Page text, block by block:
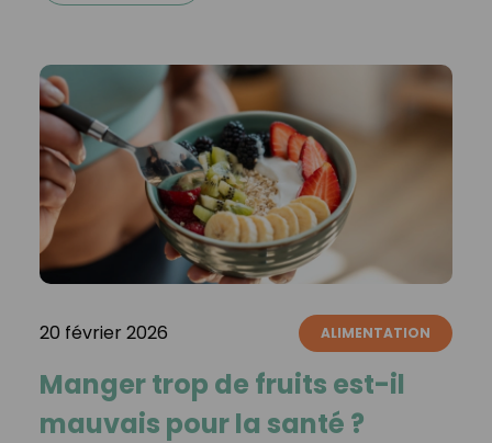
20 février 2026 ALIMENTATION
Manger trop de fruits est-il
mauvais pour la santé ?